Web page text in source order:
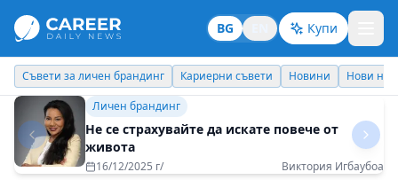
BG Купи
Кариерни съвети Новини Нови назначения Днес празнува
Кариерни съвети
Да оставиш следа – не само в успехите, а и в
сърцата на хората
10/11/2025 г/ Зоя Паунова